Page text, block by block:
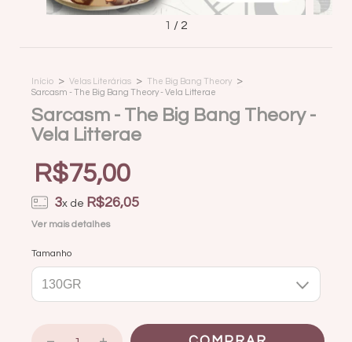
1 / 2
Início > Velas Literárias > The Big Bang Theory >
Sarcasm - The Big Bang Theory - Vela Litterae
Sarcasm - The Big Bang Theory -
Vela Litterae
R$75,00
3x de R$26,05
Ver mais detalhes
Tamanho